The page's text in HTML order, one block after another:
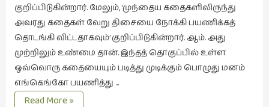
(565)
சுழலும்
பார்வைகள்
தனிமை
கொண்டவர்கள்
குறிப்பிடுகின்றார். மேலும், ‘முந்தைய கதைகளிலிருந்து
அவரது கதைகள் வேறு திசையை நோக்கி பயணிக்கத்
தொடங்கி விட்டதாகவும்’ குறிப்பிடுகின்றார். ஆம். அது
முற்றிலும் உண்மை தான். இந்தத் தொகுப்பில் உள்ள
ஒவ்வொரு கதையையும் படித்து முடிக்கும் பொழுது மனம்
எங்கெங்கோ பயணித்து …
மழைமான்
Read More »